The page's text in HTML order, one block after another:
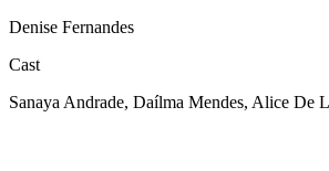
Denise Fernandes
Cast
Sanaya Andrade, Daílma Mendes, Alice De